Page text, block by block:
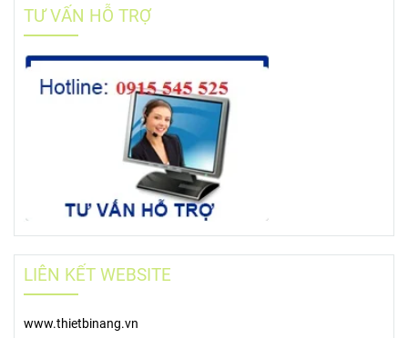
TƯ VẤN HỖ TRỢ
LIÊN KẾT WEBSITE
www.thietbinang.vn